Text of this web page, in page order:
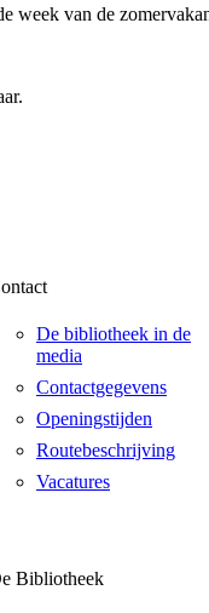
week van de
De bibliotheek in de
media
Contactgegevens
Openingstijden
Routebeschrijving
Vacatures
Bibliotheek